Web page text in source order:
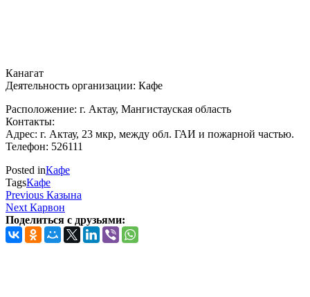
Канагат
Деятельность организации: Кафе
Расположение: г. Актау, Мангистауская область
Контакты:
Адрес: г. Актау, 23 мкр, между обл. ГАИ и пожарной частью.
Телефон: 526111
Posted inКафе
TagsКафе
Навигация
по
записям
Previous
Post
Previous Казына
Next
Post
Next Карвон
Поделиться с друзьями: